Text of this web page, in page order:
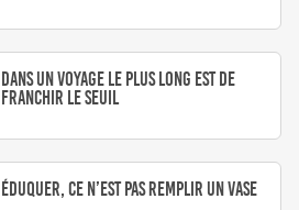
Dans un voyage le plus long est de
franchir le seuil
Éduquer, ce n’est pas remplir un vase